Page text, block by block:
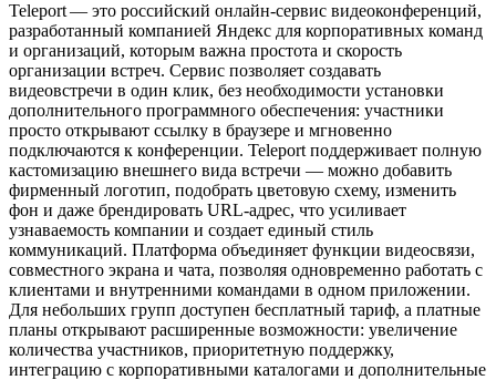
Teleport — это российский онлайн‑сервис видеоконференций,
разработанный компанией Яндекс для корпоративных команд
и организаций, которым важна простота и скорость
организации встреч. Сервис позволяет создавать
видеовстречи в один клик, без необходимости установки
дополнительного программного обеспечения: участники
просто открывают ссылку в браузере и мгновенно
подключаются к конференции. Teleport поддерживает полную
кастомизацию внешнего вида встречи — можно добавить
фирменный логотип, подобрать цветовую схему, изменить
фон и даже брендировать URL‑адрес, что усиливает
узнаваемость компании и создает единый стиль
коммуникаций. Платформа объединяет функции видеосвязи,
совместного экрана и чата, позволяя одновременно работать с
клиентами и внутренними командами в одном приложении.
Для небольших групп доступен бесплатный тариф, а платные
планы открывают расширенные возможности: увеличение
количества участников, приоритетную поддержку,
интеграцию с корпоративными каталогами и дополнительные